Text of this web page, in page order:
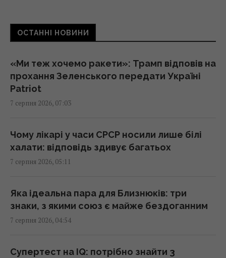
Червневий оптимізм українців вивітрився,
05:25 п'ятниця, 07 серпня 2026
Удари Росії по кораблях у Чорному морі: у
FP розкрили наслідки
214 мільйонів років тому астероїд залишив
у Канаді "око", видиме з космосу
У чому полягає користь волоських горіхів
для серця, мозку та зміцнення імунітету
ОСТАННІ НОВИНИ
«Ми теж хочемо ракети»: Трамп відповів на
прохання Зеленського передати Україні
Patriot
7 серпня 2026, 07:03
Чому лікарі у часи СРСР носили лише білі
халати: відповідь здивує багатьох
7 серпня 2026, 05:11
Яка ідеальна пара для Близнюків: три
знаки, з якими союз є майже бездоганним
7 серпня 2026, 04:54
Супертест на IQ: потрібно знайти 3